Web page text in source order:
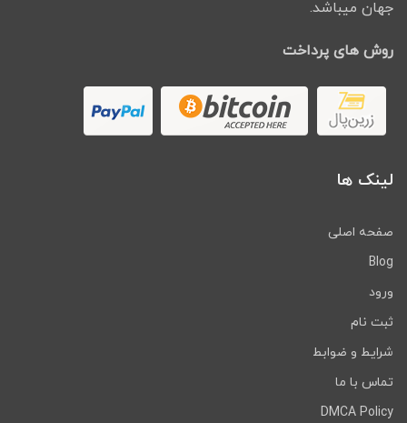
جهان میباشد.
روش های پرداخت
لینک ها
صفحه اصلی
Blog
ورود
ثبت نام
شرایط و ضوابط
تماس با ما
DMCA Policy